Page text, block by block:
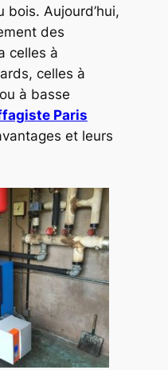
bois. Aujourd’hui,
des
celles à
celles à
à basse
Paris
et leurs